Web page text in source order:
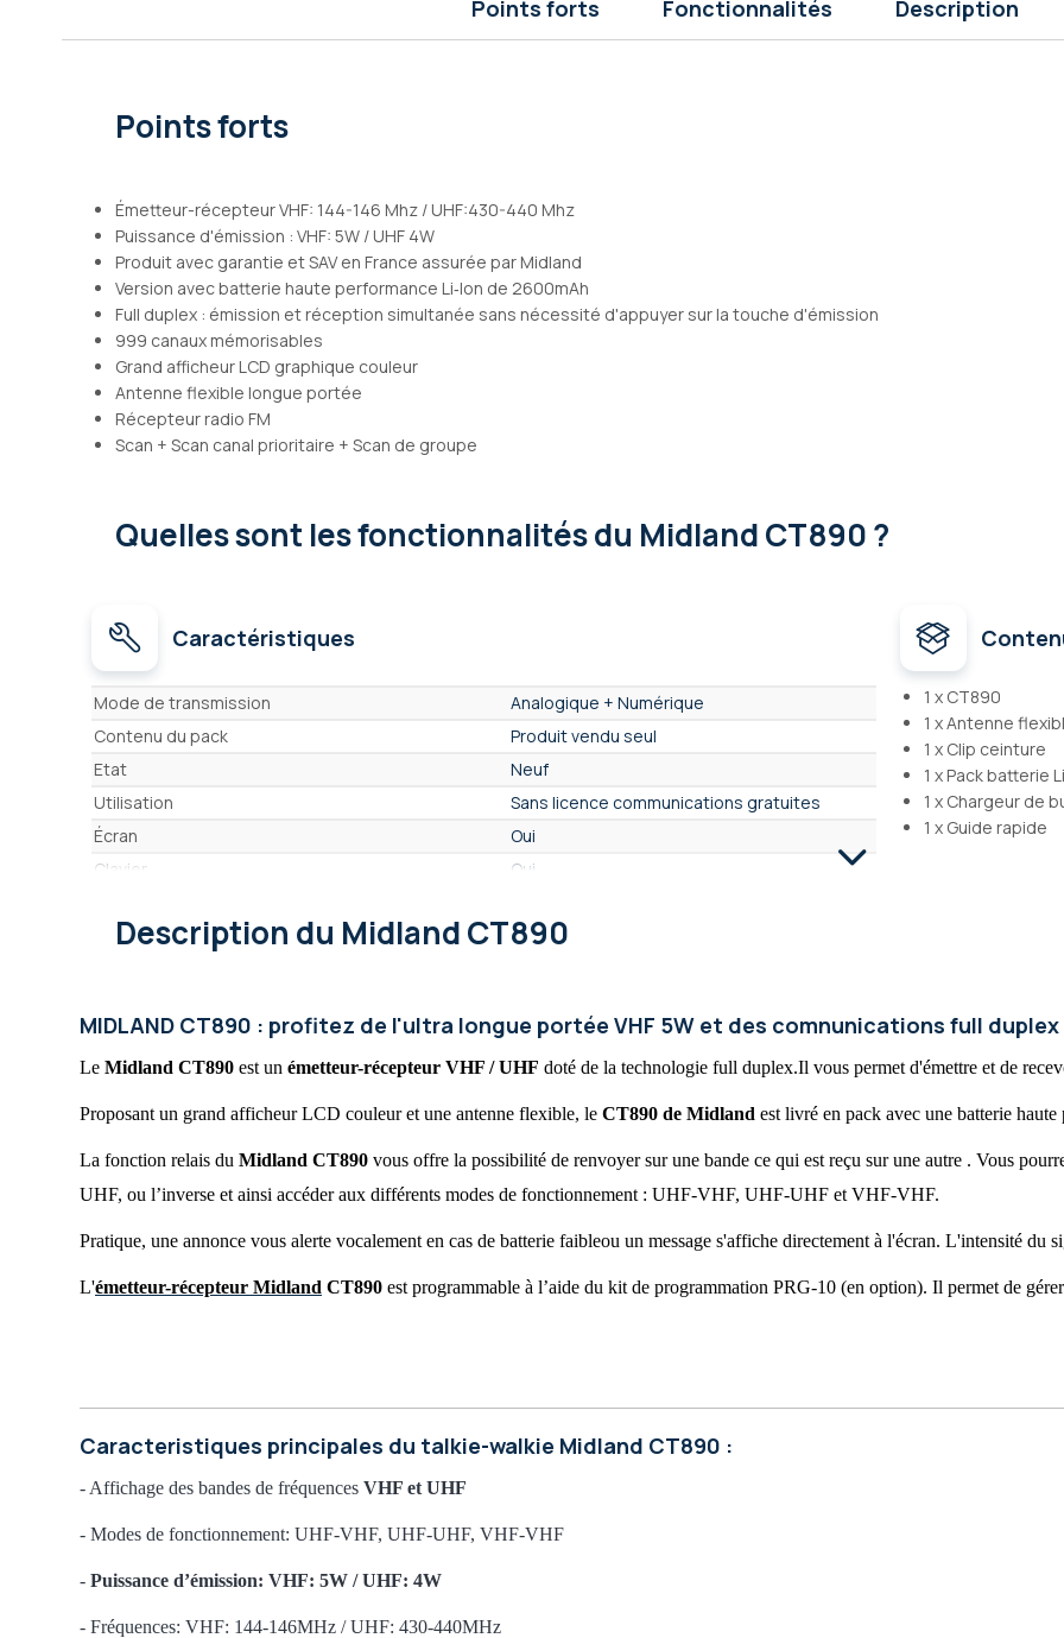
d’images
Points forts Fonctionnalités Description
Points forts
Émetteur-récepteur VHF: 144-146 Mhz / UHF:430-440 Mhz
Puissance d'émission : VHF: 5W / UHF 4W
Produit avec garantie et SAV en France assurée par Midland
Version avec batterie haute performance Li‐Ion de 2600mAh
Full duplex : émission et réception simultanée sans nécessité d'appuyer sur la touche d'émission
999 canaux mémorisables
Grand afficheur LCD graphique couleur
Antenne flexible longue portée
Récepteur radio FM
Scan + Scan canal prioritaire + Scan de groupe
Quelles sont les fonctionnalitésdu Midland CT890 ?
Caractéristiques
Caractéristiques
Mode de transmission
Analogique + Numérique
Contenu du pack
Produit vendu seul
Etat
Neuf
Utilisation
Sans licence communications gratuites
Écran
Oui
Clavier
Oui
Portée en champ libre
6 ▶▶▶▶▶▶▷
PTI (détection de chute)
Non
Indice de protection IP
Aucun
Norme militaire MIL-STD-810
Non
Prise pour accessoire audio
Oui
Ecoute simultanée de 2 canaux (Dual Watch)
Oui
Nombre de canaux
999
Verrouillage des canaux
Oui
Chargeur
Individuel
Equipement étanche
Gamme fabricant
Midland CTxxx
1 x CT890
1 x Antenne
1 x Clip ceinture
1 x Pack batterie
1 x Chargeur de
1 x Guide rapide
Description du Midland CT890
MIDLAND CT890 : profitez de l'ultra longue portée VHF 5W et des comnunications full duplex
Le Midland CT890 est un émetteur-récepteur VHF / UHF doté de la technologie full duplex.Il vous permet d'émettre et de
Proposant un grand afficheur LCD couleur et une antenne flexible, le CT890 de Midland est livré en pack avec une batterie
La fonction relais du Midland CT890 vous offre la possibilité de renvoyer sur une bande ce qui est reçu sur une autre . Vous
UHF, ou l’inverse et ainsi accéder aux différents modes de fonctionnement : UHF‐VHF, UHF‐UHF et VHF‐VHF.
Pratique, une annonce vous alerte vocalement en cas de batterie faibleou un message s'affiche directement à l'écran. L'intensité du
L'émetteur-récepteur Midland CT890 est programmable à l’aide du kit de programmation PRG‐10 (en option). Il permet de
Caracteristiques principales du talkie-walkie Midland CT890 :
- Affichage des bandes de fréquences VHF et UHF
- Modes de fonctionnement: UHF‐VHF, UHF‐UHF, VHF‐VHF
- Puissance d’émission: VHF: 5W / UHF: 4W
- Fréquences: VHF: 144‐146MHz / UHF: 430‐440MHz